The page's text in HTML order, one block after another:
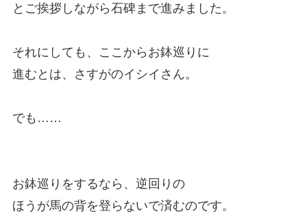
とご挨拶しながら石碑まで進みました。
それにしても、ここからお鉢巡りに
進むとは、さすがのイシイさん。
でも……
お鉢巡りをするなら、逆回りの
ほうが馬の背を登らないで済むのです。